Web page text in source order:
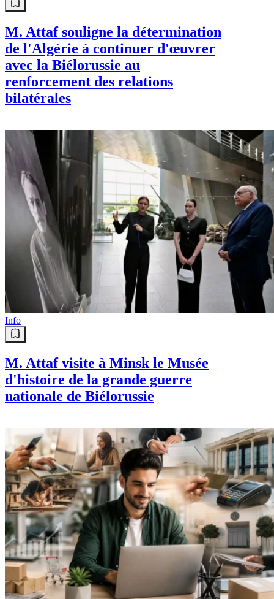
M. Attaf souligne la détermination
de l'Algérie à continuer d'œuvrer
avec la Biélorussie au
renforcement des relations
bilatérales
Info
M. Attaf visite à Minsk le Musée
d'histoire de la grande guerre
nationale de Biélorussie